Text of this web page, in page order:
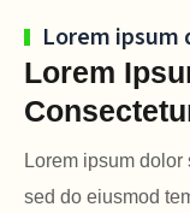
Lorem ipsum
Lorem
Lorem ipsum
sed do eiusmod